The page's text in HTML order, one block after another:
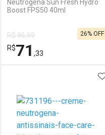
Comprar sem Desconto
Por R$ 31,19/cada
Comprar sem Desconto
Por R$ 31,19/cada
Neutrogena Sun Fresh Hydro
Boost FPS50 40ml
R$ 96,99
R$71 ,33
26% OFF
Laboratório
Por Menos